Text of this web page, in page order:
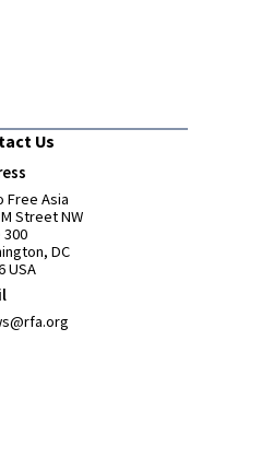
Us
Free Asia
Street NW
DC
USA